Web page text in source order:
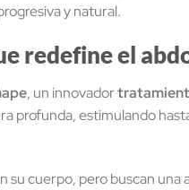
y natural.
redefine el
, un innovador
profunda, estimulando
cuerpo, pero buscan